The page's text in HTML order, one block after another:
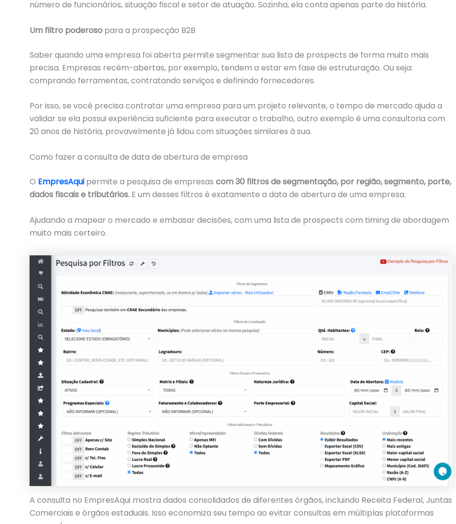
número de funcionários, situação fiscal e setor de atuação. Sozinha, ela conta apenas parte da história.
Um filtro poderoso para a prospecção B2B
Saber quando uma empresa foi aberta permite segmentar sua lista de prospects de forma muito mais
precisa. Empresas recém-abertas, por exemplo, tendem a estar em fase de estruturação. Ou seja:
comprando ferramentas, contratando serviços e definindo fornecedores.
Por isso, se você precisa contratar uma empresa para um projeto relevante, o tempo de mercado ajuda a
validar se ela possui experiência suficiente para executar o trabalho, outro exemplo é uma consultoria com
20 anos de história, provavelmente já lidou com situações similares à sua.
Como fazer a consulta de data de abertura de empresa
O EmpresAqui permite a pesquisa de empresas com 30 filtros de segmentação, por região, segmento, porte,
dados fiscais e tributários. E um desses filtros é exatamente a data de abertura de uma empresa.
Ajudando a mapear o mercado e embasar decisões, com uma lista de prospects com timing de abordagem
muito mais certeiro.
A consulta no EmpresAqui mostra dados consolidados de diferentes órgãos, incluindo Receita Federal, Juntas
Comerciais e órgãos estaduais. Isso economiza seu tempo ao evitar consultas em múltiplas plataformas